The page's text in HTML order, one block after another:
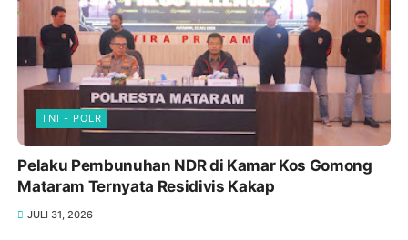
TNI - POLR
Pelaku Pembunuhan NDR di Kamar Kos Gomong
Mataram Ternyata Residivis Kakap
JULI 31, 2026